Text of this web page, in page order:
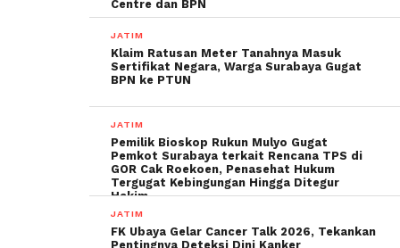
Centre dan BPN
JATIM
Klaim Ratusan Meter Tanahnya Masuk
Sertifikat Negara, Warga Surabaya Gugat
BPN ke PTUN
JATIM
Pemilik Bioskop Rukun Mulyo Gugat
Pemkot Surabaya terkait Rencana TPS di
GOR Cak Roekoen, Penasehat Hukum
Tergugat Kebingungan Hingga Ditegur
Hakim
JATIM
FK Ubaya Gelar Cancer Talk 2026, Tekankan
Pentingnya Deteksi Dini Kanker